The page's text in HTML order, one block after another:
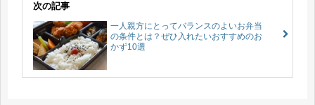
次の記事
一人親方にとってバランスのよいお弁当
の条件とは？ぜひ入れたいおすすめのお
かず10選